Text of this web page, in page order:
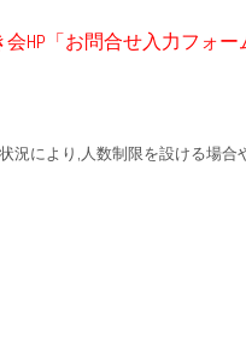
会HP「お問合せ入力フォ
により,人数制限を設ける場